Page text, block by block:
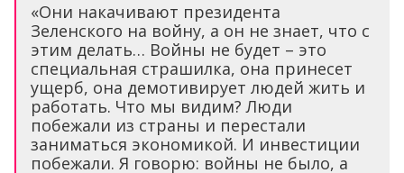
«Они накачивают президента
Зеленского на войну, а он не знает, что с
этим делать… Войны не будет – это
специальная страшилка, она принесет
ущерб, она демотивирует людей жить и
работать. Что мы видим? Люди
побежали из страны и перестали
заниматься экономикой. И инвестиции
побежали. Я говорю: войны не было, а